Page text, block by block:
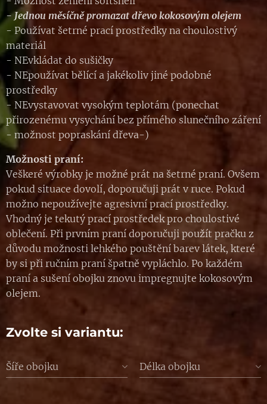
- Jednou měsíčně promazat dřevo kokosovým olejem
- Používat šetrné prací prostředky na choulostivý
materiál
- NEvkládat do sušičky
- NEpoužívat bělící a jakékoliv jiné podobné
prostředky
- NEvystavovat vysokým teplotám (ponechat
přirozenému vysychání bez přímého slunečního záření
- možnost popraskání dřeva-)
Možnosti praní:
Veškeré výrobky je možné prát na šetrné praní. Ovšem
pokud situace dovolí, doporučuji prát v ruce. Pokud
možno nepoužívejte agresivní prací prostředky.
Vhodný je tekutý prací prostředek pro choulostivé
oblečení. Při prvním praní doporučuji použít pračku z
důvodu možnosti lehkého pouštění barev látek, které
by si při ručním praní špatně vypláchlo. Po každém
praní a sušení obojku znovu impregnujte kokosovým
olejem.
Zvolte si variantu:
Šíře obojku Délka obojku